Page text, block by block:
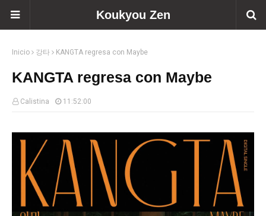
Koukyou Zen
Inicio 강타 KANGTA regresa con Maybe
KANGTA regresa con Maybe
Calistina 11:52:00